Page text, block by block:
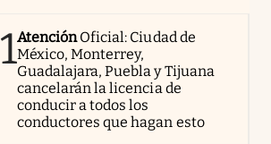
1AtenciónOficial: Ciudad de
México, Monterrey,
Guadalajara, Puebla y Tijuana
cancelarán la licencia de
conducir a todos los
conductores que hagan esto